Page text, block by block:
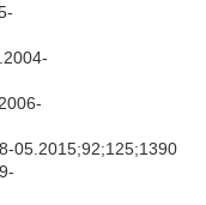
05.2015;92;125;1390